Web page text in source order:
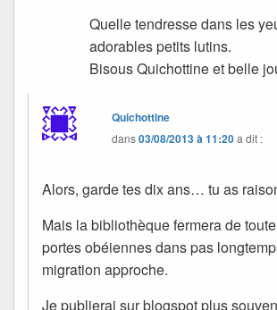
Quelle tendresse dans les
adorables petits lutins.
Bisous Quichottine et belle
Quichottine
dans03/08/2013 à 11:20a dit :
Alors, garde tes dix ans… tu as
Mais la bibliothèque fermera de
portes obéiennes dans pas
migration approche.
Je publierai sur blogspot plus